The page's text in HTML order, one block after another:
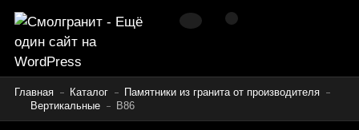
Главная Каталог
Памятники из гранита от производителя
Вертикальные
B86